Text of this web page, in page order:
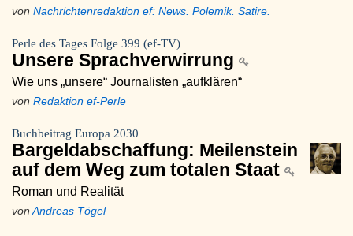
von Nachrichtenredaktion ef: News. Polemik. Satire.
Perle des Tages Folge 399 (ef-TV)
Unsere Sprachverwirrung
Wie uns „unsere“ Journalisten „aufklären“
von Redaktion ef-Perle
Buchbeitrag Europa 2030
Bargeldabschaffung: Meilenstein
auf dem Weg zum totalen Staat
Roman und Realität
von Andreas Tögel